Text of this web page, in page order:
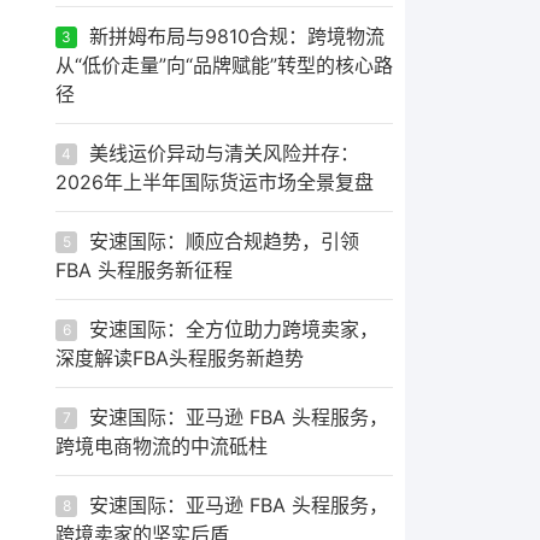
3
新拼姆布局与9810合规：跨境物流
从“低价走量”向“品牌赋能”转型的核心路
径
4
美线运价异动与清关风险并存：
2026年上半年国际货运市场全景复盘
5
安速国际：顺应合规趋势，引领
FBA 头程服务新征程
6
安速国际：全方位助力跨境卖家，
深度解读FBA头程服务新趋势
7
安速国际：亚马逊 FBA 头程服务，
跨境电商物流的中流砥柱
8
安速国际：亚马逊 FBA 头程服务，
跨境卖家的坚实后盾